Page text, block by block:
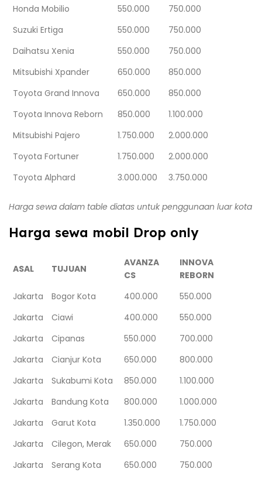
Honda Mobilio 550.000
750.000
Suzuki Ertiga
550.000
750.000
Daihatsu Xenia
550.000
750.000
Mitsubishi Xpander
650.000
850.000
Toyota Grand Innova
650.000
850.000
Toyota Innova Reborn
850.000
1.100.000
Mitsubishi Pajero
1.750.000
2.000.000
Toyota Fortuner
1.750.000
2.000.000
Toyota Alphard
3.000.000 3.750.000
Harga sewa dalam table diatas untuk penggunaan luar kota
Harga sewa mobil Drop only
ASAL TUJUAN
AVANZA
CS
INNOVA
REBORN
Jakarta
Bogor Kota 400.000
550.000
Jakarta
Ciawi 400.000
550.000
Jakarta
Cipanas 550.000
700.000
Jakarta
Cianjur Kota 650.000
800.000
Jakarta
Sukabumi Kota 850.000
1.100.000
Jakarta
Bandung Kota 800.000
1.000.000
Jakarta
Garut Kota 1.350.000
1.750.000
Jakarta
Cilegon, Merak 650.000
750.000
Jakarta
Serang Kota 650.000
750.000